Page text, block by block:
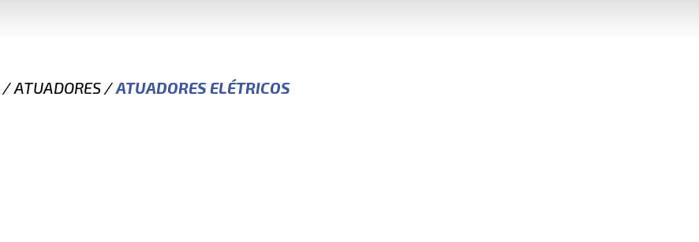
/ATUADORES /ATUADORES ELÉTRICOS